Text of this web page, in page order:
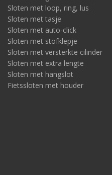
Sloten met loop, ring, lus
Sloten met tasje
Sloten met auto-click
Sloten met stofklepje
Sloten met versterkte cilinder
Sloten met extra lengte
Sloten met hangslot
Fietssloten met houder